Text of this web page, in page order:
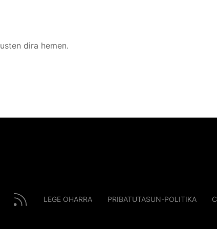
dira hemen.
LEGE OHARRA PRIBATUTASUN-POLITIKA